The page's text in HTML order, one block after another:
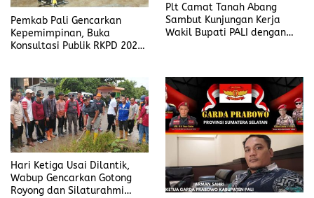
Pemkab Pali Gencarkan
Kepemimpinan, Buka
Konsultasi Publik RKPD 2026
Plt Camat Tanah Abang
Sambut Kunjungan Kerja
Wakil Bupati PALI dengan
Hari Ketiga Usai Dilantik,
Wabup Gencarkan Gotong
Royong dan Silaturahmi